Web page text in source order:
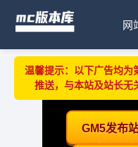
网
温馨提示：以下广告均
推送，与本站及站长无